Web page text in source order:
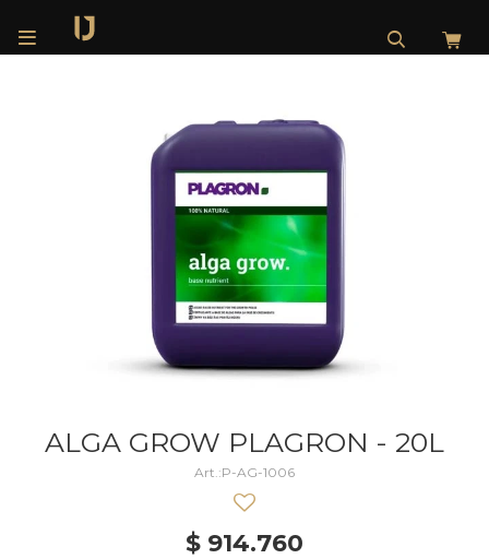

ALGA GROW PLAGRON - 20L
P-AG-1006
$ 914.760